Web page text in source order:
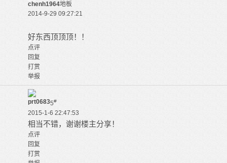
chenh1964地板
2014-9-29 09:27:21
好东西顶顶顶！！
点评
回复
打赏
举报
prt06835#
2015-1-6 22:47:53
相当不错，谢谢楼主分享！
点评
回复
打赏